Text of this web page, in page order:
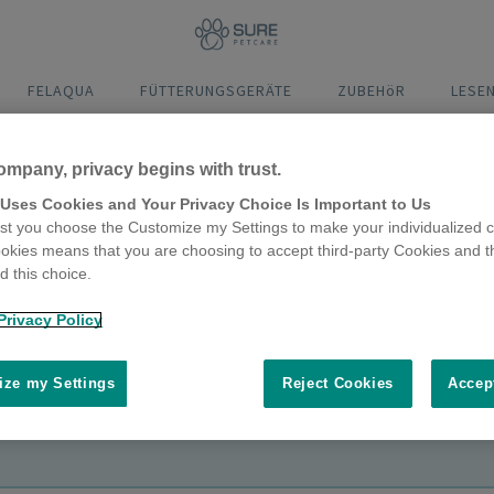
FELAQUA FÜTTERUNGSGERÄTE ZUBEHöR
unseren neuen digitalen
Uhr – Klicken Sie einfach auf die
privacy begins with trust.
Cookies and Your Privacy Choice Is Important to Us
you choose the Customize my Settings to make your individualized
means that you are choosing to accept third-party Cookies and
this choice.
Policy
Reject Cookies
my Settings